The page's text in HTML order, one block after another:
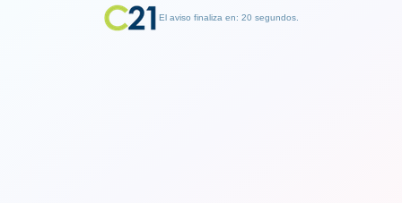
El aviso finaliza en: 19 segundos.